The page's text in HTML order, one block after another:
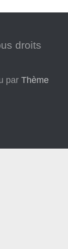
droits
par Thème